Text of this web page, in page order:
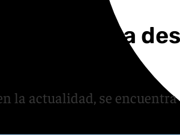
de Málaga
la actualidad, se